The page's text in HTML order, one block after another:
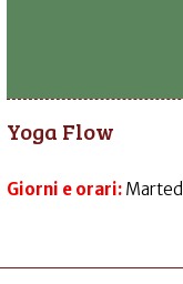
Yoga Flow
Giorni e orari: